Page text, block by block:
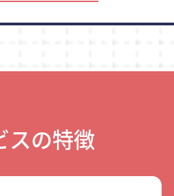
スの特徴